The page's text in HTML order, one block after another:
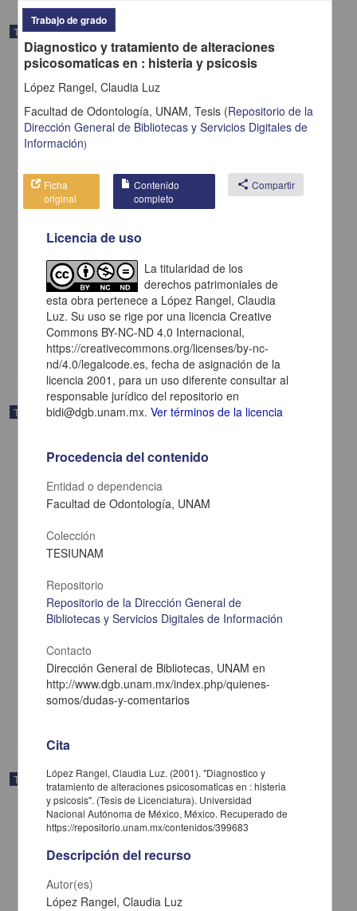
Trabajo de grado
La jurisprudencia de los tribunales administrativos naturaleza
juridica de excepcion
Estrada Reyes, Alejandro Francisco
Ciencias Sociales y Económicas
Trabajo de grado
Relaciones bilaterales Mexico-India de 1951 a 2000
Ruelas Valdes, Diana Maria
Ciencias Sociales y Económicas
Trabajo de grado
Trabajo de grado
Diagnostico y tratamiento de alteraciones
psicosomaticas en : histeria y psicosis
López Rangel, Claudia Luz
Facultad de Odontología, UNAM, Tesis (Repositorio de la
Dirección General de Bibliotecas y Servicios Digitales de
Información)
Ficha
original
Contenido
completo
share Compartir
Licencia de uso
La titularidad de los
derechos patrimoniales de
esta obra pertenece a López Rangel, Claudia
Luz. Su uso se rige por una licencia Creative
Commons BY-NC-ND 4.0 Internacional,
https://creativecommons.org/licenses/by-nc-
nd/4.0/legalcode.es, fecha de asignación de la
licencia 2001, para un uso diferente consultar al
responsable jurídico del repositorio en
bidi@dgb.unam.mx.Ver términos de la licencia
Procedencia del contenido
Entidad o dependencia
Facultad de Odontología, UNAM
Colección
TESIUNAM
Repositorio
Repositorio de la Dirección General de
Bibliotecas y Servicios Digitales de Información
Contacto
Dirección General de Bibliotecas, UNAM en
http://www.dgb.unam.mx/index.php/quienes-
somos/dudas-y-comentarios
Cita
López Rangel, Claudia Luz. (2001). "Diagnostico y
tratamiento de alteraciones psicosomaticas en : histeria
y psicosis". (Tesis de Licenciatura). Universidad
Nacional Autónoma de México, México. Recuperado de
https://repositorio.unam.mx/contenidos/399683
Descripción del recurso
Autor(es)
López Rangel, Claudia Luz